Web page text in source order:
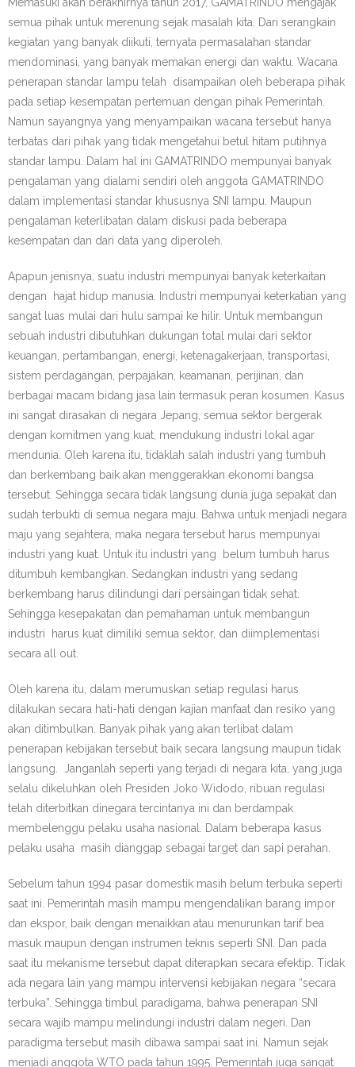
- Dewan Pimpinan
- Kenapa bergabung Gamatrindo?
Regulasi
- Regulasi Keuangan, Perdagangan dan Perindustrian
- - Online Single Submission
- Regulasi Teknis
- - Lampu LED Swabalas
- LKPP & e-Katalog
Aktifitas
- Standar dan Regulasi
- Kerjasama dan Promosi
- Pengembangan Industri dan SDM
Publikasi
- Berita
- Data
Edukasi
- Daftar Anggota
- Bergabung
- Dokumen Kegiatan
SPPT-SNI & TKDN
Kontak
SKEM (MEPS) & LTHE
SNI Wajib (Safety)
Lampu Bohlam ( Bulb) VS Luminer
Memasuki akan berakhirnya tahun 2017, GAMATRINDO mengajak
semua pihak untuk merenung sejak masalah kita. Dari serangkain
kegiatan yang banyak diikuti, ternyata permasalahan standar
mendominasi, yang banyak memakan energi dan waktu. Wacana
penerapan standar lampu telah disampaikan oleh beberapa pihak
pada setiap kesempatan pertemuan dengan pihak Pemerintah.
Namun sayangnya yang menyampaikan wacana tersebut hanya
terbatas dari pihak yang tidak mengetahui betul hitam putihnya
standar lampu. Dalam hal ini GAMATRINDO mempunyai banyak
pengalaman yang dialami sendiri oleh anggota GAMATRINDO
dalam implementasi standar khususnya SNI lampu. Maupun
pengalaman keterlibatan dalam diskusi pada beberapa
kesempatan dan dari data yang diperoleh.
Apapun jenisnya, suatu industri mempunyai banyak keterkaitan
dengan hajat hidup manusia. Industri mempunyai keterkatian yang
sangat luas mulai dari hulu sampai ke hilir. Untuk membangun
sebuah industri dibutuhkan dukungan total mulai dari sektor
keuangan, pertambangan, energi, ketenagakerjaan, transportasi,
sistem perdagangan, perpajakan, keamanan, perijinan, dan
berbagai macam bidang jasa lain termasuk peran kosumen. Kasus
ini sangat dirasakan di negara Jepang, semua sektor bergerak
dengan komitmen yang kuat, mendukung industri lokal agar
mendunia. Oleh karena itu, tidaklah salah industri yang tumbuh
dan berkembang baik akan menggerakkan ekonomi bangsa
tersebut. Sehingga secara tidak langsung dunia juga sepakat dan
sudah terbukti di semua negara maju. Bahwa untuk menjadi negara
maju yang sejahtera, maka negara tersebut harus mempunyai
industri yang kuat. Untuk itu industri yang belum tumbuh harus
ditumbuh kembangkan. Sedangkan industri yang sedang
berkembang harus dilindungi dari persaingan tidak sehat.
Sehingga kesepakatan dan pemahaman untuk membangun
industri harus kuat dimiliki semua sektor, dan diimplementasi
secara all out.
Oleh karena itu, dalam merumuskan setiap regulasi harus
dilakukan secara hati-hati dengan kajian manfaat dan resiko yang
akan ditimbulkan. Banyak pihak yang akan terlibat dalam
penerapan kebijakan tersebut baik secara langsung maupun tidak
langsung. Janganlah seperti yang terjadi di negara kita, yang juga
selalu dikeluhkan oleh Presiden Joko Widodo, ribuan regulasi
telah diterbitkan dinegara tercintanya ini dan berdampak
membelenggu pelaku usaha nasional. Dalam beberapa kasus
pelaku usaha masih dianggap sebagai target dan sapi perahan.
Sebelum tahun 1994 pasar domestik masih belum terbuka seperti
saat ini. Pemerintah masih mampu mengendalikan barang impor
dan ekspor, baik dengan menaikkan atau menurunkan tarif bea
masuk maupun dengan instrumen teknis seperti SNI. Dan pada
saat itu mekanisme tersebut dapat diterapkan secara efektip. Tidak
ada negara lain yang mampu intervensi kebijakan negara “secara
terbuka”. Sehingga timbul paradigama, bahwa penerapan SNI
secara wajib mampu melindungi industri dalam negeri. Dan
paradigma tersebut masih dibawa sampai saat ini. Namun sejak
menjadi anggota WTO pada tahun 1995. Pemerintah juga sangat